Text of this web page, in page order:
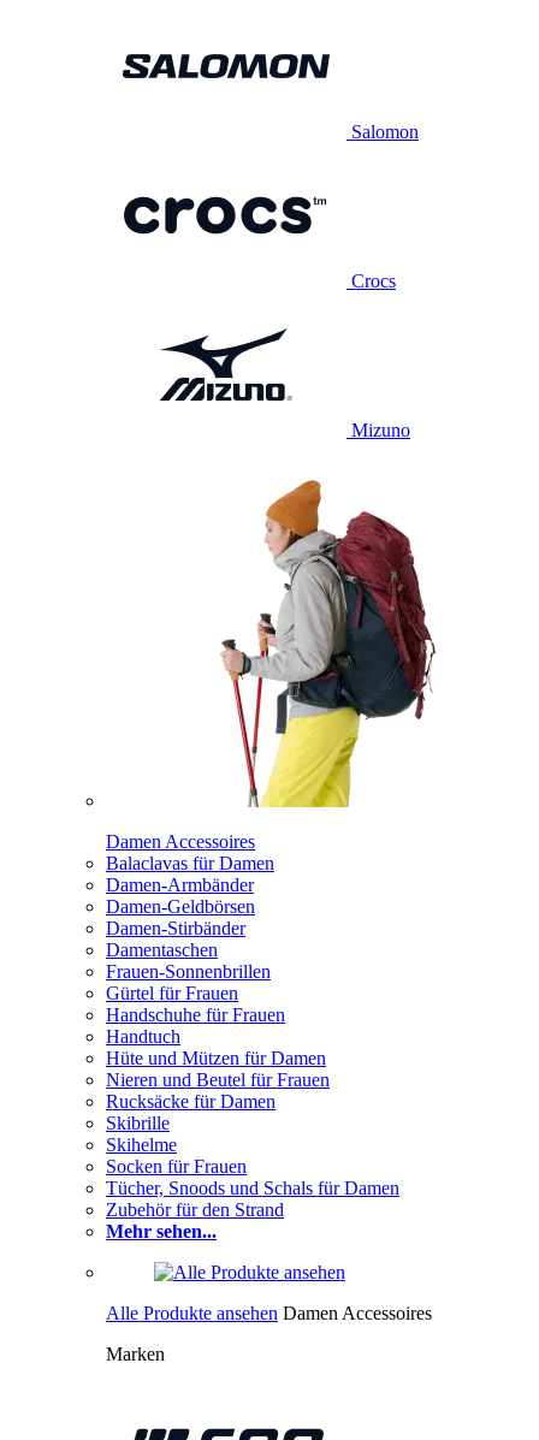
Salomon
Crocs
Mizuno
Damen Accessoires
Balaclavas für Damen
Damen-Armbänder
Damen-Geldbörsen
Damen-Stirbänder
Damentaschen
Frauen-Sonnenbrillen
Gürtel für Frauen
Handschuhe für Frauen
Handtuch
Hüte und Mützen für Damen
Nieren und Beutel für Frauen
Rucksäcke für Damen
Skibrille
Skihelme
Socken für Frauen
Tücher, Snoods und Schals für Damen
Zubehör für den Strand
Mehr sehen...
Alle Produkte ansehen Damen Accessoires
Marken